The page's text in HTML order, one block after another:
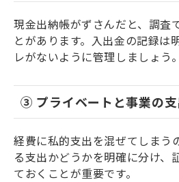
現金出納帳がずさんだと、調査
とがあります。入出金の記録は
レがないように管理しましょう。
③ プライベートと事業の
経費に私的支出を混ぜてしまう
る支出かどうかを明確に分け、
ておくことが重要です。